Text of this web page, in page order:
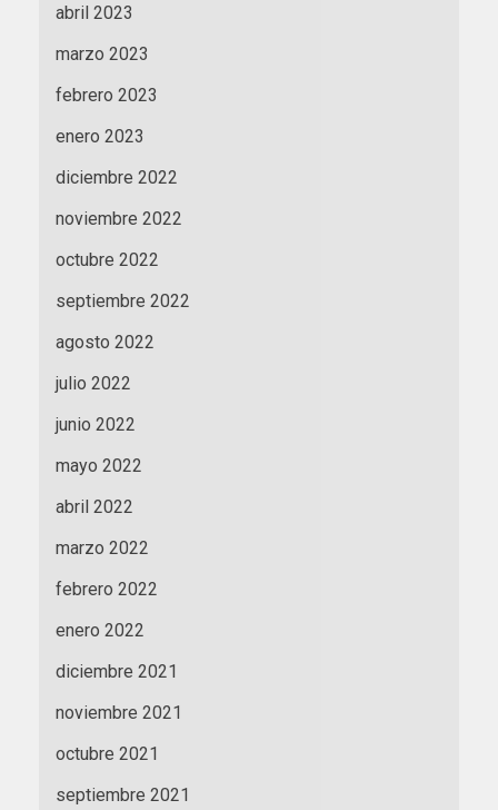
abril 2023
marzo 2023
febrero 2023
enero 2023
diciembre 2022
noviembre 2022
octubre 2022
septiembre 2022
agosto 2022
julio 2022
junio 2022
mayo 2022
abril 2022
marzo 2022
febrero 2022
enero 2022
diciembre 2021
noviembre 2021
octubre 2021
septiembre 2021